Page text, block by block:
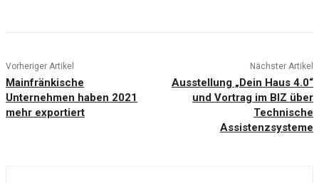
Vorheriger Artikel
Mainfränkische
Unternehmen haben 2021
mehr exportiert
Nächster Artikel
Ausstellung „Dein Haus 4.0“
und Vortrag im BIZ über
Technische
Assistenzsysteme